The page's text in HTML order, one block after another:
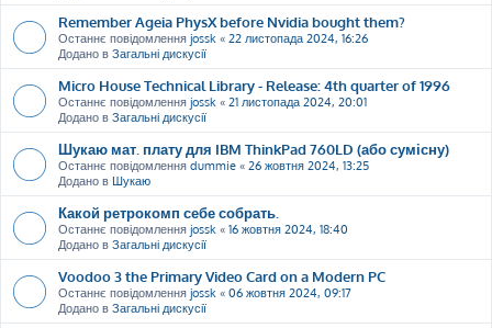
Remember Ageia PhysX before Nvidia bought them?
Останнє повідомлення jossk « 22 листопада 2024, 16:26
Додано в Загальні дискусії
Micro House Technical Library - Release: 4th quarter of 1996
Останнє повідомлення jossk « 21 листопада 2024, 20:01
Додано в Загальні дискусії
Шукаю мат. плату для IBM ThinkPad 760LD (або сумісну)
Останнє повідомлення dummie « 26 жовтня 2024, 13:25
Додано в Шукаю
Какой ретрокомп себе собрать.
Останнє повідомлення jossk « 16 жовтня 2024, 18:40
Додано в Загальні дискусії
Voodoo 3 the Primary Video Card on a Modern PC
Останнє повідомлення jossk « 06 жовтня 2024, 09:17
Додано в Загальні дискусії